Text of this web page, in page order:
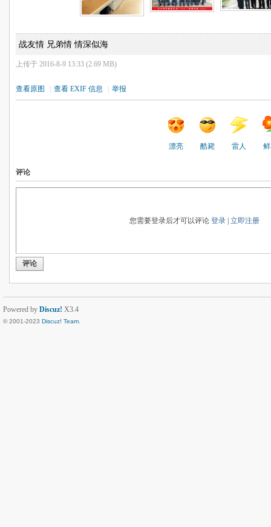
战友情 兄弟情 情深似海
上传于 2016-8-9 13:33 (2.69 MB)
查看原图 | 查看 EXIF 信息 | 举报
漂亮 酷毙 雷人
评论
您需要登录后才可以评论 登录| 立即注册
评论
Powered by Discuz! X3.4
© 2001-2023 Discuz! Team